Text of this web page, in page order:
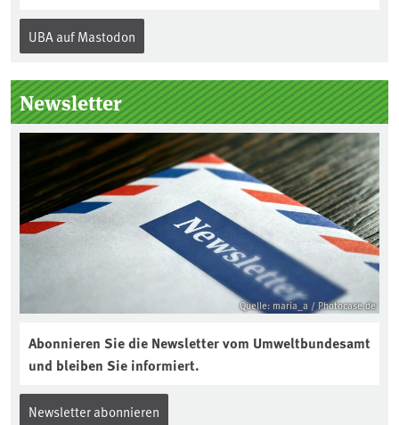
„Recht auf Reparatur“.Demnach müssen
Hersteller allen Verbraucher*innen für
technisch möglich – nach Ablauf der
Gewährleistungsfrist Reparaturen zu
einem angemessenen Preis anbieten:
UBA auf Mastodon
Newsletter
Quelle: maria_a / Photocase.de
Abonnieren Sie die Newsletter vom Umweltbundesamt
und bleiben Sie informiert.
Newsletter abonnieren